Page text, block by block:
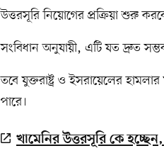
উত্তরসূরি নিয়োগের প্রক্রিয়া শুরু
সংবিধান অনুযায়ী, এটি যত দ্রুত
তবে যুক্তরাষ্ট্র ও ইসরায়েলের
পারে।
খামেনির উত্তরসূরি কে